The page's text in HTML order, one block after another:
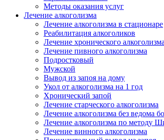
Методы оказания услуг
Лечение алкоголизма
Лечение алкоголизма в стационаре
Реабилитация алкоголиков
Лечение хронического алкоголизма
Лечение пивного алкоголизма
Подростковый
Мужской
Вывод из запоя на дому
Укол от алкоголизма на 1 год
Хронический запой
Лечение старческого алкоголизма
Лечение алкоголизма без ведома
Лечение алкоголизма по методу
Лечение винного алкоголизма